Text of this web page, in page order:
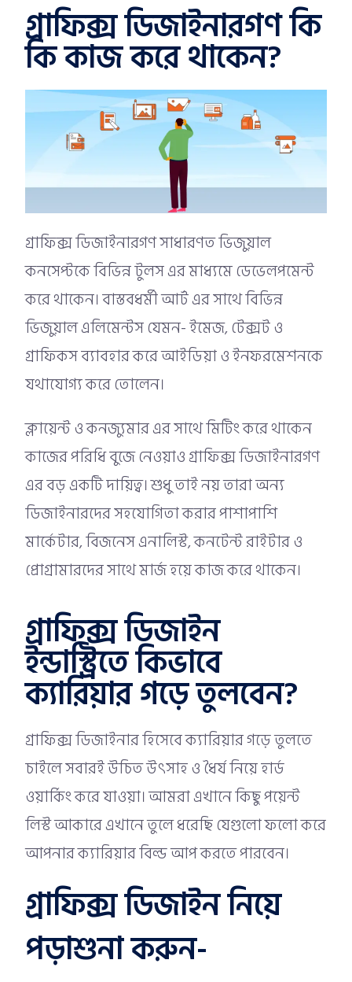
গ্রাফিক্স ডিজাইনারগণ কি
কি কাজ করে থাকেন?
গ্রাফিক্স ডিজাইনারগণ সাধারণত ভিজুয়াল
কনসেপ্টকে বিভিন্ন টুলস এর মাধ্যমে ডেভেলপমেন্ট
করে থাকেন। বাস্তবধর্মী আর্ট এর সাথে বিভিন্ন
ভিজুয়াল এলিমেন্টস যেমন- ইমেজ, টেক্সট ও
গ্রাফিকস ব্যাবহার করে আইডিয়া ও ইনফরমেশনকে
যথাযোগ্য করে তোলেন।
ক্লায়েন্ট ও কনজ্যুমার এর সাথে মিটিং করে থাকেন
কাজের পরিধি বুজে নেওয়াও গ্রাফিক্স ডিজাইনারগণ
এর বড় একটি দায়িত্ব। শুধু তাই নয় তারা অন্য
ডিজাইনারদের সহযোগিতা করার পাশাপাশি
মার্কেটার, বিজনেস এনালিস্ট, কনটেন্ট রাইটার ও
প্রোগ্রামারদের সাথে মার্জ হয়ে কাজ করে থাকেন।
গ্রাফিক্স ডিজাইন
ইন্ডাস্ট্রিতে কিভাবে
ক্যারিয়ার গড়ে তুলবেন?
গ্রাফিক্স ডিজাইনার হিসেবে ক্যারিয়ার গড়ে তুলতে
চাইলে সবারই উচিত উৎসাহ ও ধৈর্য নিয়ে হার্ড
ওয়ার্কিং করে যাওয়া। আমরা এখানে কিছু পয়েন্ট
লিস্ট আকারে এখানে তুলে ধরেছি যেগুলো ফলো করে
আপনার ক্যারিয়ার বিল্ড আপ করতে পারবেন।
গ্রাফিক্স ডিজাইন নিয়ে
পড়াশুনা করুন-